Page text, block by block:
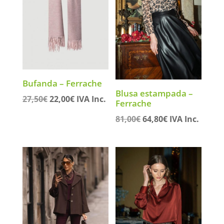
Bufanda – Ferrache
27,50€El
27,50€.
22,00€El
22,00€.
IVA Inc.
Blusa estampada –
Ferrache
81,00€El
original
era:
81,00€.
64,80€El
actual
es:
64,80€.
IVA Inc.